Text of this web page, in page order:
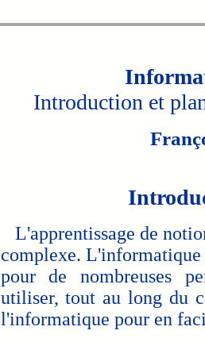
Introduction et
L'apprentissage de
complexe.
pour de nombreuses
utiliser, tout au long du
l'informatique pour en